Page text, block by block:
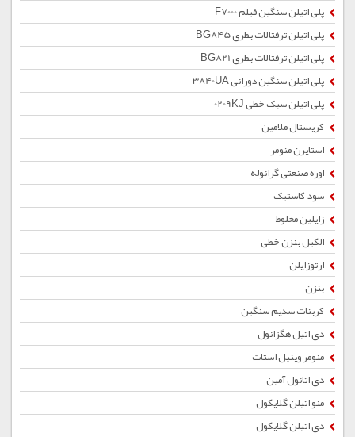
پلی اتیلن سنگین فیلم F7000
پلی اتیلن ترفتالات بطری BG845
پلی اتیلن ترفتالات بطری BG821
پلی اتیلن سنگین دورانی 3840UA
پلی اتیلن سبک خطی 0209KJ
کریستال ملامین
استایرن منومر
اوره صنعتی گرانوله
سود کاستیک
زایلین مخلوط
الکیل بنزن خطی
ارتوزایلن
بنزن
کربنات سدیم سنگین
دی اتیل هگزانول
منومر وینیل استات
دی اتانول آمین
منو اتیلن گلایکول
دی اتیلن گلایکول